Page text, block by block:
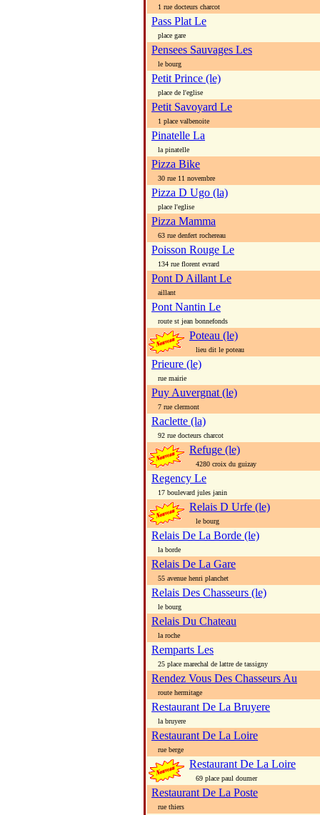
1 rue docteurs charcot
Pass Plat Le
place gare
Pensees Sauvages Les
le bourg
Petit Prince (le)
place de l'eglise
Petit Savoyard Le
1 place valbenoite
Pinatelle La
la pinatelle
Pizza Bike
30 rue 11 novembre
Pizza D Ugo (la)
place l'eglise
Pizza Mamma
63 rue denfert rochereau
Poisson Rouge Le
134 rue florent evrard
Pont D Aillant Le
aillant
Pont Nantin Le
route st jean bonnefonds
Poteau (le)
lieu dit le poteau
Prieure (le)
rue mairie
Puy Auvergnat (le)
7 rue clermont
Raclette (la)
92 rue docteurs charcot
Refuge (le)
4280 croix du guizay
Regency Le
17 boulevard jules janin
Relais D Urfe (le)
le bourg
Relais De La Borde (le)
la borde
Relais De La Gare
55 avenue henri planchet
Relais Des Chasseurs (le)
le bourg
Relais Du Chateau
la roche
Remparts Les
25 place marechal de lattre de tassigny
Rendez Vous Des Chasseurs Au
route hermitage
Restaurant De La Bruyere
la bruyere
Restaurant De La Loire
rue berge
Restaurant De La Loire
69 place paul doumer
Restaurant De La Poste
rue thiers